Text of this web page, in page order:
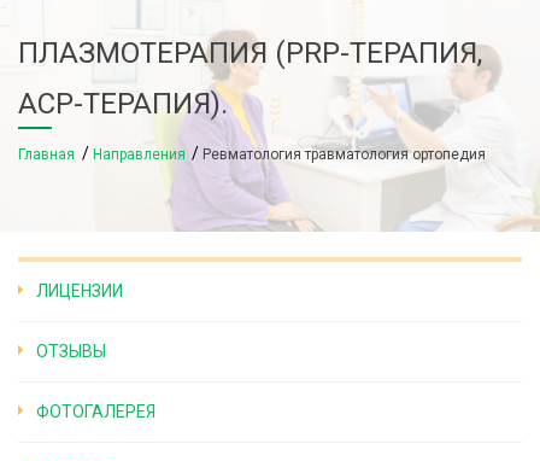
ПЛАЗМОТЕРАПИЯ (PRP-ТЕРАПИЯ,
ACP-ТЕРАПИЯ).
Главная Направления Ревматология травматология ортопедия
ЛИЦЕНЗИИ
ОТЗЫВЫ
ФОТОГАЛЕРЕЯ